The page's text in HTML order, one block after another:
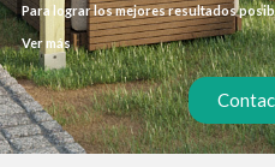
Para lograr los mejores resultados
metodología probada deben ir de la
confianza.
Ver más